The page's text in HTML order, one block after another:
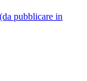
pubblicare in